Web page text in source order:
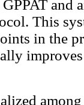
and
This
in the